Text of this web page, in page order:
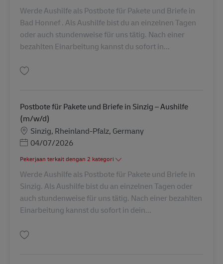
Werde Aushilfe als Postbote für Pakete und Briefe in
Bad Honnef . Als Aushilfe bist du an einzelnen Tagen
oder auch stundenweise für uns tätig. Nach einer
bezahlten Einarbeitung kannst du sofort in...
Postbote für Pakete und Briefe in Sinzig – Aushilfe
(m/w/d)
LokasiSinzig, Rheinland-Pfalz, Germany
Posted Date
04/07/2026
Pekerjaan terkait dengan 2 kategori
Werde Aushilfe als Postbote für Pakete und Briefe in
Sinzig. Als Aushilfe bist du an einzelnen Tagen oder
auch stundenweise für uns tätig. Nach einer bezahlten
Einarbeitung kannst du sofort in dein...